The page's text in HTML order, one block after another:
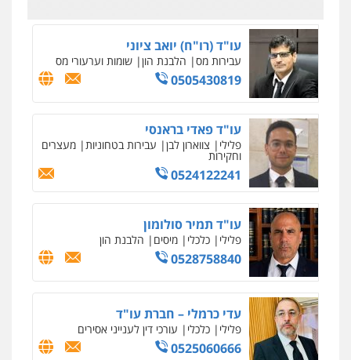
עו"ד (רו"ח) יואב ציוני
עבירות מס הלבנת הון שומות וערעורי מס
0505430819
עו"ד פאדי בראנסי
פלילי צווארון לבן עבירות בטחוניות מעצרים
וחקירות
0524122241
עו"ד תמיר סולומון
פלילי כלכלי מיסים הלבנת הון
0528758840
עדי כרמלי – חברת עו"ד
פלילי כלכלי עורכי דין לענייני אסירים
0525060666